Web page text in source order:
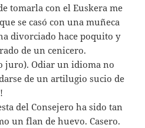
tomarla con el Euskera me
se casó con una muñeca
divorciado hace poquito y
de un cenicero.
juro). Odiar un idioma no
de un artilugio sucio de
del Consejero ha sido tan
un flan de huevo. Casero.